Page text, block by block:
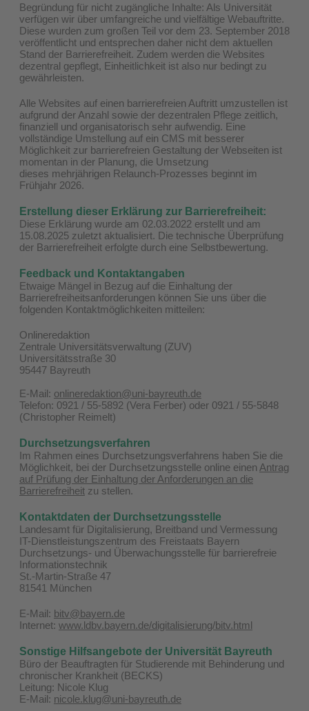
Begründung für nicht zugängliche Inhalte: Als Universität
verfügen wir über umfangreiche und vielfältige Webauftritte.
Diese wurden zum großen Teil vor dem 23. September 2018
veröffentlicht und entsprechen daher nicht dem aktuellen
Stand der Barrierefreiheit. Zudem werden die Websites
dezentral gepflegt, Einheitlichkeit ist also nur bedingt zu
gewährleisten.
Alle Websites auf einen barrierefreien Auftritt umzustellen ist
aufgrund der Anzahl sowie der dezentralen Pflege zeitlich,
finanziell und organisatorisch sehr aufwendig. Eine
vollständige Umstellung auf ein CMS mit besserer
Möglichkeit zur barrierefreien Gestaltung der Webseiten ist
momentan in der Planung, die Umsetzung
dieses mehrjährigen Relaunch-Prozesses beginnt im
Frühjahr 2026.
Erstellung dieser Erklärung zur Barrierefreiheit:
Diese Erklärung wurde am 02.03.2022 erstellt und am
15.08.2025 zuletzt aktualisiert. Die technische Überprüfung
der Barrierefreiheit erfolgte durch eine Selbstbewertung.
Feedback und Kontaktangaben
Etwaige Mängel in Bezug auf die Einhaltung der
Barrierefreiheitsanforderungen können Sie uns über die
folgenden Kontaktmöglichkeiten mitteilen:
Onlineredaktion
Zentrale Universitätsverwaltung (ZUV)
Universitätsstraße 30
95447 Bayreuth
E-Mail: onlineredaktion@uni-bayreuth.de
Telefon: 0921 / 55-5892 (Vera Ferber) oder 0921 / 55-5848
(Christopher Reimelt)
Durchsetzungsverfahren
Im Rahmen eines Durchsetzungsverfahrens haben Sie die
Möglichkeit, bei der Durchsetzungsstelle online einen Antrag
auf Prüfung der Einhaltung der Anforderungen an die
Barrierefreiheit zu stellen.
Kontaktdaten der Durchsetzungsstelle
Landesamt für Digitalisierung, Breitband und Vermessung
IT-Dienstleistungszentrum des Freistaats Bayern
Durchsetzungs- und Überwachungsstelle für barrierefreie
Informationstechnik
St.-Martin-Straße 47
81541 München
E-Mail: bitv@bayern.de
Internet: www.ldbv.bayern.de/digitalisierung/bitv.html
Sonstige Hilfsangebote der Universität Bayreuth
Büro der Beauftragten für Studierende mit Behinderung und
chronischer Krankheit (BECKS)
Leitung: Nicole Klug
E-Mail: nicole.klug@uni-bayreuth.de